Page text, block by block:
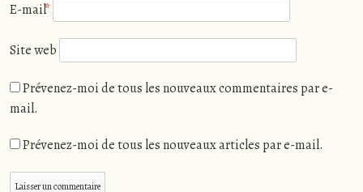
E-mail*
Site web
Prévenez-moi de tous les nouveaux commentaires par e-
mail.
Prévenez-moi de tous les nouveaux articles par e-mail.